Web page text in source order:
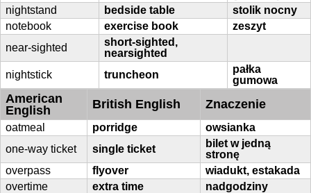
nightstand
bedside table
stolik nocny
notebook
exercise book
zeszyt
near-sighted
short-sighted,
nearsighted
nightstick
truncheon
pałka
gumowa
American
English
British English Znaczenie
oatmeal porridge
owsianka
one-way ticket
single ticket
bilet w jedną
stronę
overpass
flyover
wiadukt, estakada
overtime
extra time
nadgodziny